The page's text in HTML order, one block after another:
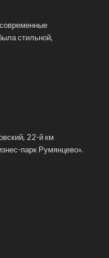
стильной,
22-й км
парк Румянцево».